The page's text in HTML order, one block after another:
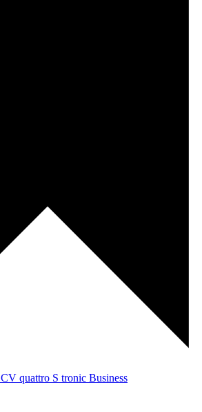
quattro S tronic Business